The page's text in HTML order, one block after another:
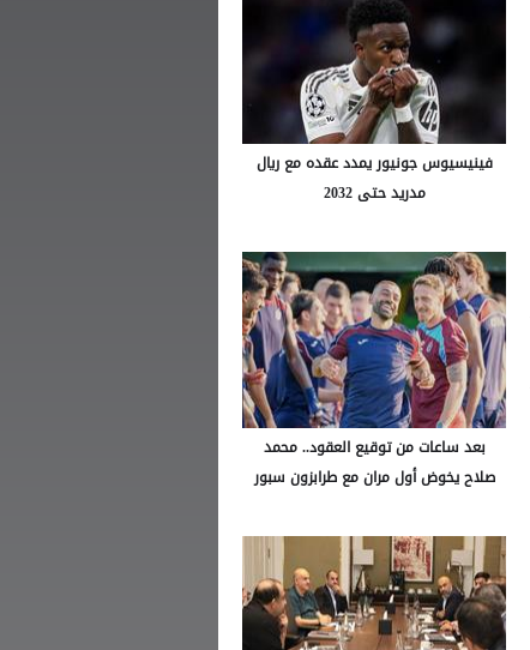
فينيسيوس جونيور يمدد عقده مع ريال
مدريد حتى 2032
بعد ساعات من توقيع العقود.. محمد
صلاح يخوض أول مران مع طرابزون سبور